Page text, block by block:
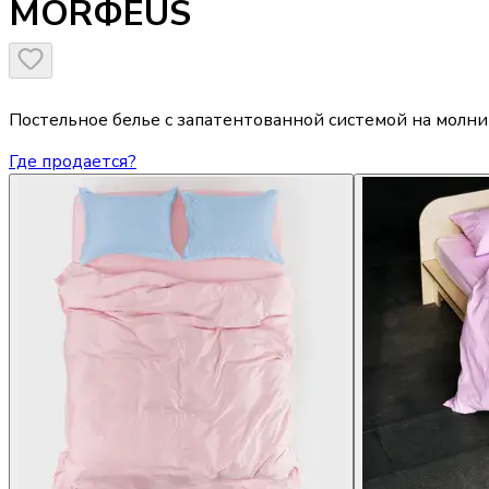
MORФEUS
Постельное белье с запатентованной системой на
Где продается?